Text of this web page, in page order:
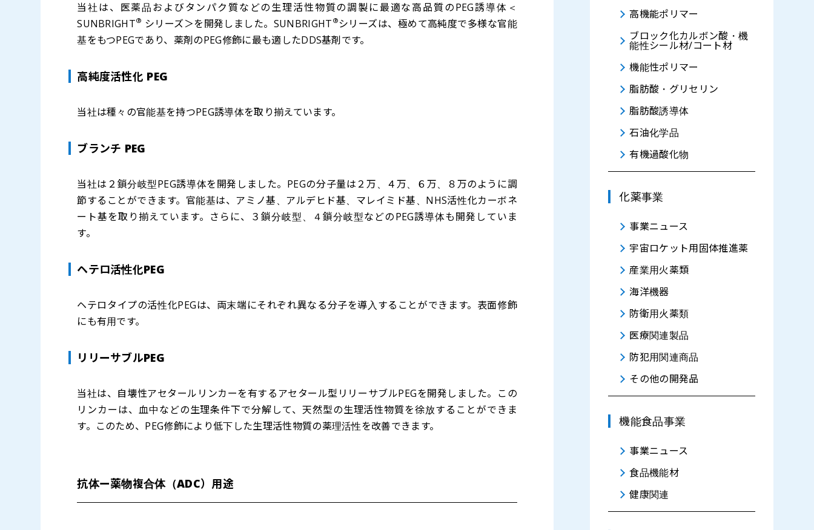
当社は、医薬品およびタンパク質などの生理活性物質の調製に最適な高品質のPEG誘導体＜
SUNBRIGHT® シリーズ＞を開発しました。SUNBRIGHT ®シリーズは、極めて高純度で多様な官能
基をもつPEGであり、薬剤のPEG修飾に最も適したDDS基剤です。
高純度活性化 PEG
当社は種々の官能基を持つPEG誘導体を取り揃えています。
ブランチ PEG
当社は２鎖分岐型PEG誘導体を開発しました。PEGの分子量は２万、４万、６万、８万のように調
節することができます。官能基は、アミノ基、アルデヒド基、マレイミド基、NHS活性化カーボネ
ート基を取り揃えています。さらに、３鎖分岐型、４鎖分岐型などのPEG誘導体も開発していま
す。
ヘテロ活性化PEG
ヘテロタイプの活性化PEGは、両末端にそれぞれ異なる分子を導入することができます。表面修飾
にも有用です。
リリーサブルPEG
当社は、自壊性アセタールリンカーを有するアセタール型リリーサブルPEGを開発しました。この
リンカーは、血中などの生理条件下で分解して、天然型の生理活性物質を徐放することができま
す。このため、PEG修飾により低下した生理活性物質の薬理活性を改善できます。
抗体ー薬物複合体（ADC）用途
高機能ポリマー
ブロック化カルボン酸・機
能性シール材/コート材
機能性ポリマー
脂肪酸・グリセリン
脂肪酸誘導体
石油化学品
有機過酸化物
化薬事業
事業ニュース
宇宙ロケット用固体推進薬
産業用火薬類
海洋機器
防衛用火薬類
医療関連製品
防犯用関連商品
その他の開発品
機能食品事業
事業ニュース
食品機能材
健康関連